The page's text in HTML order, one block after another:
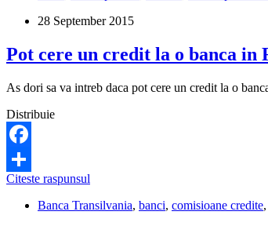
pot
un
credit
pentru
casa
UK?
28 September 2015
Pot cere un credit la o banca in
As dori sa va intreb daca pot cere un credit la o
Distribuie
Facebook
Share
Citeste raspunsul
un
Banca Transilvania, banci, comisioane credite,